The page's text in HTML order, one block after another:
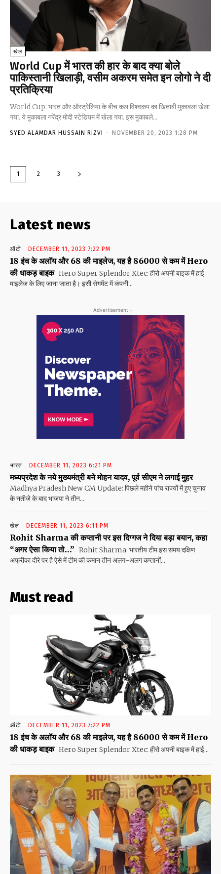
खेल
World Cup में भारत की हार के बाद क्या बोले
पाकिस्तानी खिलाड़ी, वसीम अकरम समेत इन लोगो ने दी
प्रतिक्रिया
World Cup: भारत और ऑस्ट्रेलिया के बीच कल विश्वकप का खिताबी मुकाबला खेला
गया. ये मुकाबला नरेंद्र मोदी स्टेडियम में खेला गया. इस मुकाबले...
SYED ALAMDAR HUSSAIN RIZVI - NOVEMBER 20, 2023 1:28 PM
1 2 3
Latest news
ऑटो DECEMBER 11, 2023 7:22 PM
18 इंच के अलॉय और 68 की माइलेज, यह है 86000 से कम में Hero
की धाकड़ बाइक Hero Super Splendor Xtec: हीरो अपनी बाइक में हाई
माइलेज के लिए जाना जाता है। इसी सेगमेंट में कंपनी...
- Advertisement -
भारत DECEMBER 11, 2023 6:21 PM
मध्यप्रदेश के नये मुख्यमंत्री बने मोहन यादव, पूर्व सीएम ने लगाई मुहर
Madhya Pradesh New CM Update: पिछले महीने पांच राज्यों में हुए चुनाव
के नतीजे के बाद भाजपा ने तीन...
खेल DECEMBER 11, 2023 6:11 PM
Rohit Sharma की कप्तानी पर इस दिग्गज ने दिया बड़ा बयान, कहा
“अगर ऐसा किया तो…” Rohit Sharma: भारतीय टीम इस समय दक्षिण
अफ्रीका दौरे पर है ऐसे में टीम की कमान तीन अलग-अलग कप्तानों...
Must read
ऑटो DECEMBER 11, 2023 7:22 PM
18 इंच के अलॉय और 68 की माइलेज, यह है 86000 से कम में Hero
की धाकड़ बाइक Hero Super Splendor Xtec: हीरो अपनी बाइक में हाई...